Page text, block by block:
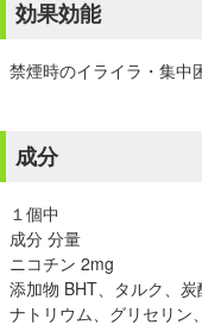
効果効能
禁煙時のイライラ・集中
成分
１個中
成分 分量
ニコチン 2mg
添加物 BHT、タルク、
ナトリウム、グリセリン